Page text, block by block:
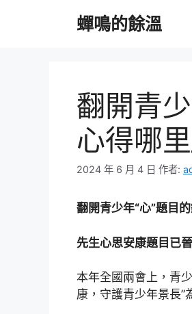
蟬鳴的餘溫
翻開青
心得哪
2024 年 6 月 4 日 作者:
翻開青少年“心”題目
先生心思安康題目已
本年全國兩會上，青
康，守護青少年景長”